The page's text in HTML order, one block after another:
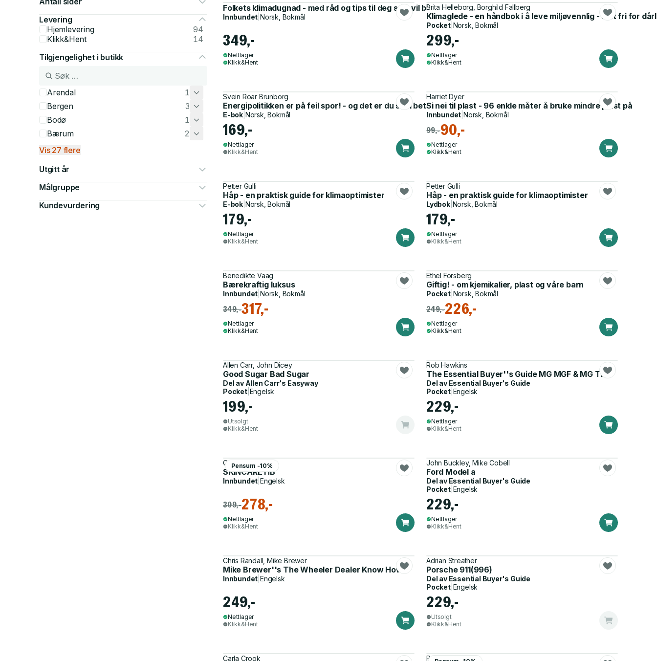
Levering
Hjemlevering
94
Klikk&Hent
14
Tilgjengelighet i butikk
Arendal
1
Bergen
3
Bodø
1
Bærum
2
Vis 27 flere
Utgitt år
Målgruppe
Kundevurdering
Folkets klimadugnad - med råd og tips til deg som vil bidra
Innbundet |Norsk, Bokmål
349,-
Nettlager
Klikk&Hent
Brita Helleborg, Borghild Fallberg
Klimaglede - en håndbok i å leve miljøvennlig - helt fri for
Pocket| Norsk, Bokmål
299,-
Nettlager
Klikk&Hent
Svein Roar Brunborg
Energipolitikken er på feil spor! - og det er du som betaler!
E-bok Norsk, Bokmål
169,-
Nettlager
Klikk&Hent
Harriet Dyer
Si nei til plast - 96 enkle måter å bruke mindre plast på
Innbundet |Norsk, Bokmål
99,-90,-
Nettlager
Klikk&Hent
Petter Gulli
Håp - en praktisk guide for klimaoptimister
E-bok Norsk, Bokmål
179,-
Nettlager
Klikk&Hent
Petter Gulli
Håp - en praktisk guide for klimaoptimister
Lydbok| Norsk, Bokmål
179,-
Nettlager
Klikk&Hent
Benedikte Vaag
Bærekraftig luksus
Innbundet |Norsk, Bokmål
349,-317,-
Nettlager
Klikk&Hent
Ethel Forsberg
Giftig! - om kjemikalier, plast og våre barn
Pocket| Norsk, Bokmål
249,-226,-
Nettlager
Klikk&Hent
Allen Carr, John Dicey
Good Sugar Bad Sugar
Del av Allen Carr's Easyway
Pocket| Engelsk
199,-
Utsolgt
Klikk&Hent
Rob Hawkins
The Essential Buyer''s Guide MG MGF & MG TF
Del av Essential Buyer's Guide
Pocket| Engelsk
229,-
Nettlager
Klikk&Hent
Pensum -10%
Caroline Hirons
SKINCARE HB
Innbundet |Engelsk
309,-278,-
Nettlager
Klikk&Hent
John Buckley, Mike Cobell
Ford Model a
Del av Essential Buyer's Guide
Pocket| Engelsk
229,-
Nettlager
Klikk&Hent
Chris Randall, Mike Brewer
Mike Brewer''s The Wheeler Dealer Know How!
Innbundet |Engelsk
249,-
Nettlager
Klikk&Hent
Adrian Streather
Porsche 911(996)
Del av Essential Buyer's Guide
Pocket| Engelsk
229,-
Utsolgt
Klikk&Hent
Carla Crook Peter Burgess